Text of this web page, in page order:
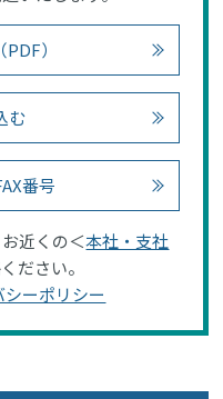
）
む
番号
近くの＜本社・支社
ださい。
ーポリシー